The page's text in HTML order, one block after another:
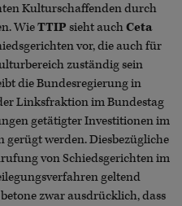
Kulturschaffenden durch
WieTTIP sieht auchCeta
vor, die auch für
zuständig sein
die Bundesregierung in
Linksfraktion im Bundestag
getätigter Investitionen im
gerügt werden. Diesbezügliche
von Schiedsgerichten im
geltend
zwar ausdrücklich, dass